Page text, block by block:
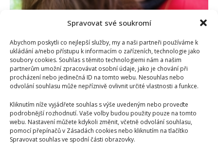
Spravovat své soukromí
Abychom poskytli co nejlepší služby, my a naši partneři používáme k
ukládání a/nebo přístupu k informacím o zařízeních, technologie jako
soubory cookies. Souhlas s těmito technologiemi nám a našim
partnerům umožní zpracovávat osobní údaje, jako je chování při
procházení nebo jedinečná ID na tomto webu. Nesouhlas nebo
odvolání souhlasu může nepříznivě ovlivnit určité vlastnosti a funkce.
Kliknutím níže vyjádřete souhlas s výše uvedeným nebo proveďte
podrobnější rozhodnutí. Vaše volby budou použity pouze na tomto
webu. Nastavení můžete kdykoli změnit, včetně odvolání souhlasu,
pomocí přepínačů v Zásadách cookies nebo kliknutím na tlačítko
Spravovat souhlas ve spodní části obrazovky.